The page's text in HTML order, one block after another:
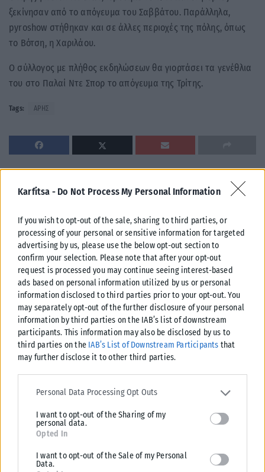
Karfitsa - Do Not Process My Personal Information
If you wish to opt-out of the sale, sharing to third parties, or
processing of your personal or sensitive information for targeted
advertising by us, please use the below opt-out section to
confirm your selection. Please note that after your opt-out
request is processed you may continue seeing interest-based
ads based on personal information utilized by us or personal
information disclosed to third parties prior to your opt-out. You
may separately opt-out of the further disclosure of your personal
information by third parties on the IAB’s list of downstream
participants. This information may also be disclosed by us to
third parties on the IAB’s List of Downstream Participants that
may further disclose it to other third parties.
Please note that this website/app uses one or more Google
services and may gather and store information including but not
deny consent to Google and its third-party tags to use your data
for below specified purposes in below Google consent section.
Personal Data Processing Opt Outs
I want to opt-out of the Sharing of my
personal data.
Opted In
I want to opt-out of the Sale of my Personal
Data.
ξεκίνησαν από το απόγευμα του Σαββάτου. Παράλληλα,
pyroshow στήθηκαν και σε άλλες περιοχές της πόλης, όπως
το Βότση, η Χαριλάου.
Ο σύλλογος με πλήθος εκδηλώσεων θα γιορτάσει τα γενέθλια
του στο Παλαί Ντε Σπορ το απόγευμα της Τρίτης.
Tags: ΑΡΗΣ
Σχετικά Άρθρα
ΑΘΛΗΤΙΚΆ
Μοκόκα: «Θέλουμε να χτίσουμε κάτι μεγάλο στον Άρη»
Τις πρώτες του δηλώσεις ως παίκτης του Άρη έκανε ο Άνταμ Μοκόκα, ο
οποίος αναφέρθηκε στη νέα διετία συνεργασίας του...